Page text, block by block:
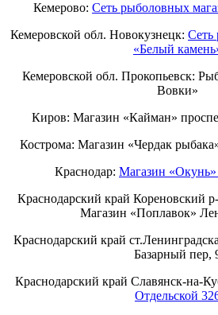
Кемерово: Сеть рыболовных
Кемеровской обл. Новокузнецк: Сеть
«Белый
Кемеровской обл. Прокопьевск:
Вовки»
Киров: Магазин «Кайман»
Кострома: Магазин «Чердак
Краснодар: Магазин «Окунь»
Краснодарский край Кореновский
Магазин «Поплавок»
Краснодарский край
Базарный пер,
Краснодарский край Славянск-на-
Отдельской